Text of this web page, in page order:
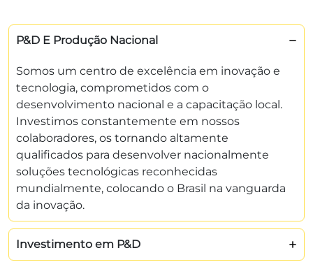
P&D E Produção Nacional
Somos um centro de excelência em inovação e
tecnologia, comprometidos com o
desenvolvimento nacional e a capacitação local.
Investimos constantemente em nossos
colaboradores, os tornando altamente
qualificados para desenvolver nacionalmente
soluções tecnológicas reconhecidas
mundialmente, colocando o Brasil na vanguarda
da inovação.
Investimento em P&D